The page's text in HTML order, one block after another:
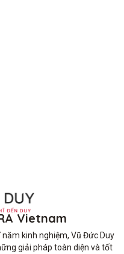
Vietnam
kinh nghiệm, Vũ Đức Duy
giải pháp toàn diện và tốt